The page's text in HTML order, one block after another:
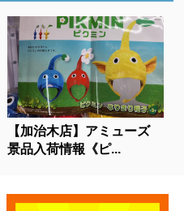
【加治木店】アミューズ
景品入荷情報《ピ...